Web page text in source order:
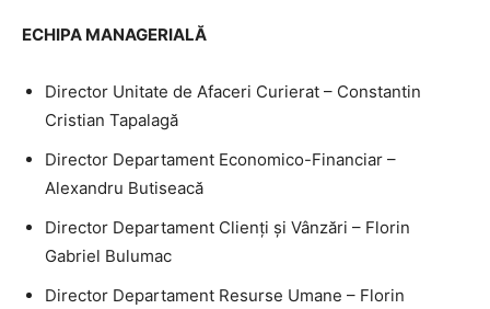
ECHIPA MANAGERIALĂ
Director Unitate de Afaceri Curierat – Constantin
Cristian Tapalagă
Director Departament Economico-Financiar –
Alexandru Butiseacă
Director Departament Clienți și Vânzări – Florin
Gabriel Bulumac
Director Departament Resurse Umane – Florin